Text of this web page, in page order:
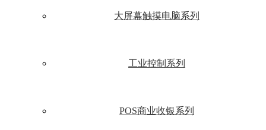
大屏幕触摸电脑系列
工业控制系列
POS商业收银系列